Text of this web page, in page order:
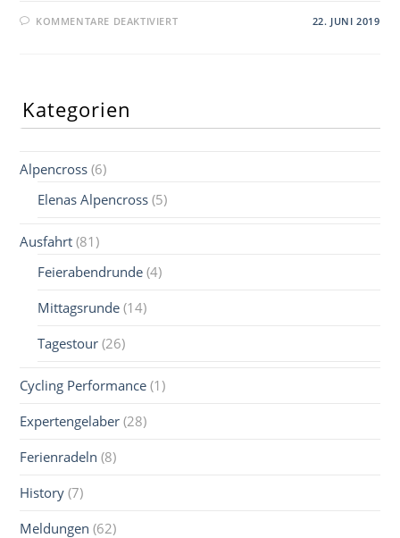
KOMMENTARE DEAKTIVIERTFÜR
22. JUNI 2019
Kategorien
Alpencross (6)
Elenas Alpencross (5)
Ausfahrt (81)
Feierabendrunde (4)
Mittagsrunde (14)
Tagestour (26)
Cycling Performance (1)
Expertengelaber (28)
Ferienradeln (8)
History (7)
Meldungen (62)